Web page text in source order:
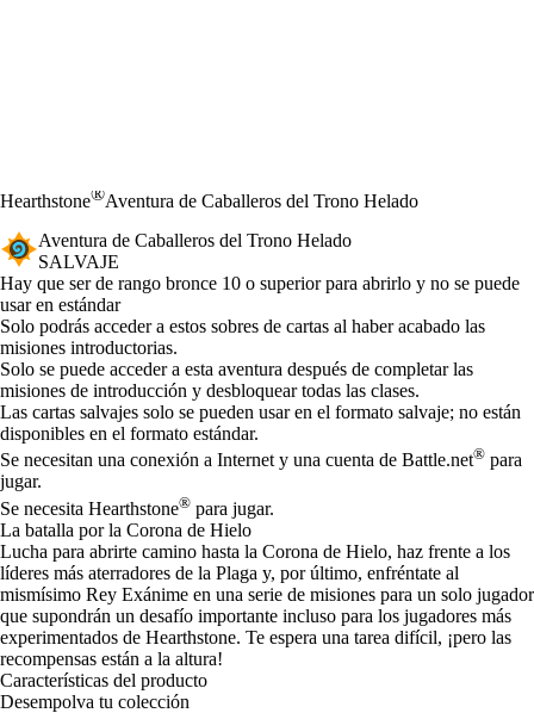
Hearthstone®Aventura de Caballeros del Trono Helado
Aventura de Caballeros del Trono Helado
SALVAJE
Product Notification
Hay que ser de rango bronce 10 o superior para abrirlo y no se puede
usar en estándar
Available actions
Solo podrás acceder a estos sobres de cartas al haber acabado las
misiones introductorias.
Solo se puede acceder a esta aventura después de completar las
misiones de introducción y desbloquear todas las clases.
Las cartas salvajes solo se pueden usar en el formato salvaje; no están
disponibles en el formato estándar.
Se necesitan una conexión a Internet y una cuenta de Battle.net® para
jugar.
Se necesita Hearthstone® para jugar.
La batalla por la Corona de Hielo
Lucha para abrirte camino hasta la Corona de Hielo, haz frente a los
líderes más aterradores de la Plaga y, por último, enfréntate al
mismísimo Rey Exánime en una serie de misiones para un solo jugador
que supondrán un desafío importante incluso para los jugadores más
experimentados de Hearthstone. Te espera una tarea difícil, ¡pero las
recompensas están a la altura!
Características del producto
Desempolva tu colección